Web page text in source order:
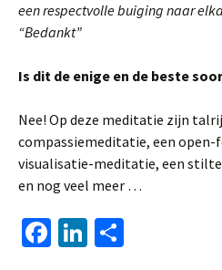
een respectvolle buiging naar
“Bedankt”
Is dit de enige en de beste
Nee! Op deze meditatie zijn
compassiemeditatie, een open-
visualisatie-meditatie, een
en nog veel meer …
Fa Li